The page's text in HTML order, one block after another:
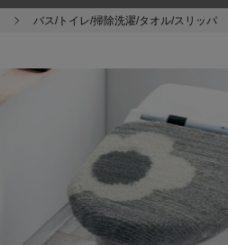
バス/トイレ/掃除洗濯/タオル/スリッパ